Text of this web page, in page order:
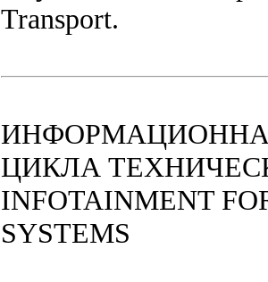
Transport.
ЦИКЛА
INFOTAINMENT
SYSTEMS